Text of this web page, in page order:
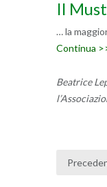
Il
… la
Continua
Beatrice